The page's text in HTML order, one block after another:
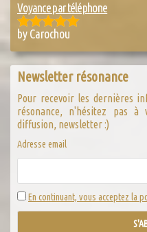
Voyance par téléphone
Rated5out
of 5
by Carochou
Newsletter résonance
Pour recevoir les dernières
résonance, n'hésitez pas
diffusion, newsletter :)
Adresse email
En continuant, vous acceptez la